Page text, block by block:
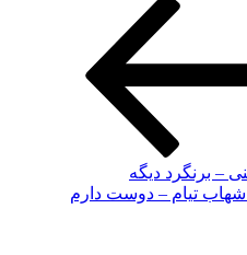
– برنگرد دیگه
شهاب تیام – دوست دارم